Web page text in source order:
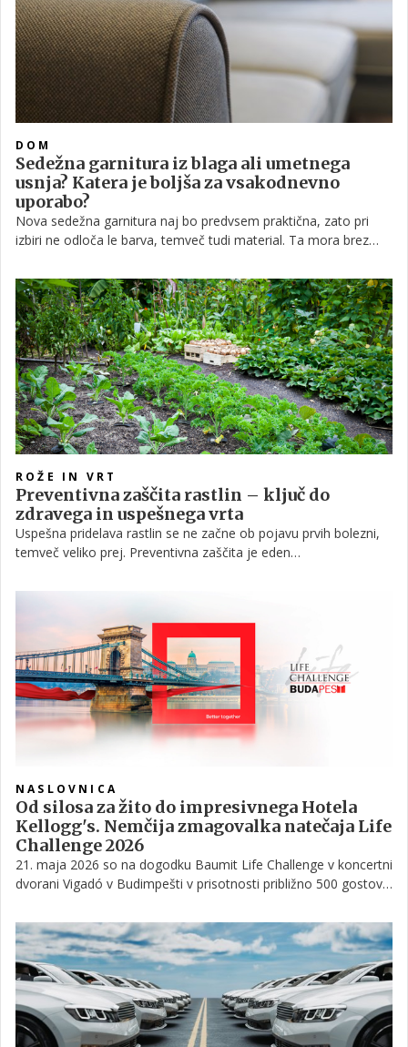
DOM
Sedežna garnitura iz blaga ali umetnega
usnja? Katera je boljša za vsakodnevno
uporabo?
Nova sedežna garnitura naj bo predvsem praktična, zato pri
izbiri ne odloča le barva, temveč tudi material. Ta mora brez
kavču, obiskovalce in dolge večere ob najljubših serijah. Kaj je
torej boljša izbira? Mehka in prijetna tkanina ali elegantno
umetno usnje, ki ga je enostavno vzdrževati?
ROŽE IN VRT
Preventivna zaščita rastlin – ključ do
zdravega in uspešnega vrta
Uspešna pridelava rastlin se ne začne ob pojavu prvih bolezni,
temveč veliko prej. Preventivna zaščita je eden
rastlin skozi celotno rastno sezono.
NASLOVNICA
Od silosa za žito do impresivnega Hotela
Kellogg's. Nemčija zmagovalka natečaja Life
Challenge 2026
21. maja 2026 so na dogodku Baumit Life Challenge v koncertni
dvorani Vigadó v Budimpešti v prisotnosti približno 500 gostov
Mednarodna žirija uglednih arhitektov je izmed več kot 350
prijavljenih projektov izbrala najlepšo fasado v Evropi ter
nagradila šest zmagovalcev v posameznih kategorijah in
skupnega zmagovalca.